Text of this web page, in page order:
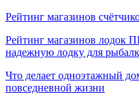
Рейтинг магазинов
Рейтинг магазинов лодок
надежную лодку для
Что делает одноэтажный
повседневной жизни